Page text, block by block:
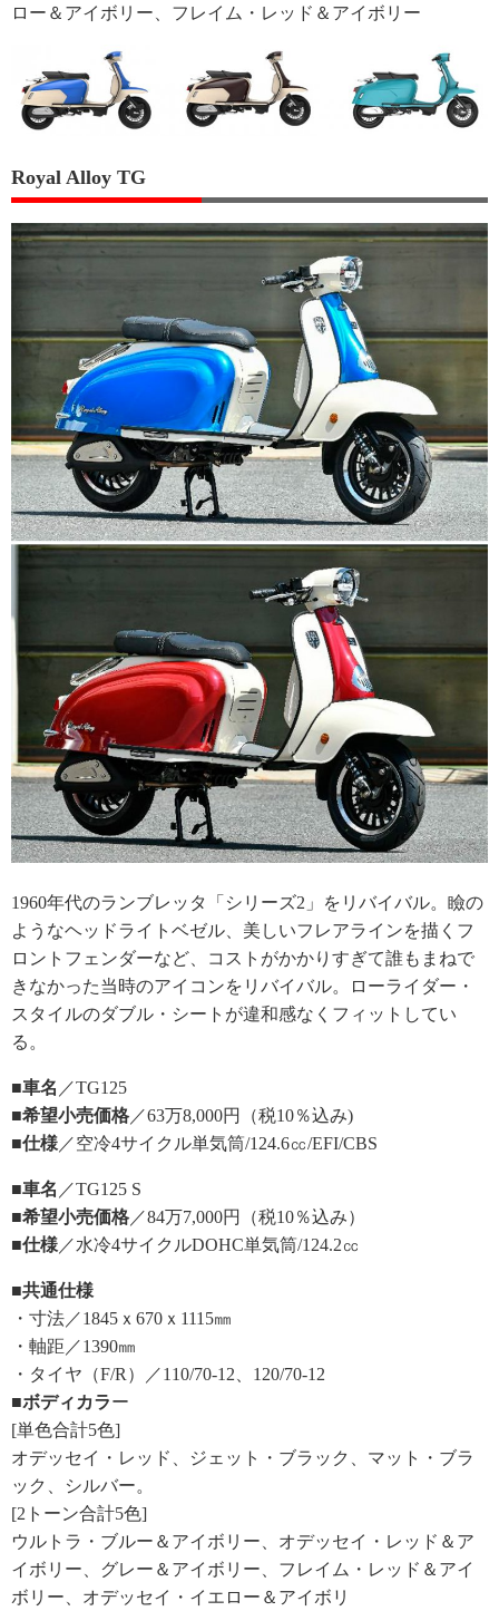
ロー＆アイボリー、フレイム・レッド＆アイボリー
Royal Alloy TG
1960年代のランブレッタ「シリーズ2」をリバイバル。瞼の
ようなヘッドライトベゼル、美しいフレアラインを描くフ
ロントフェンダーなど、コストがかかりすぎて誰もまねで
きなかった当時のアイコンをリバイバル。ローライダー・
スタイルのダブル・シートが違和感なくフィットしてい
る。
■車名 ／TG125
■希望小売価格 ／63万8,000円（税10％込み)
■仕様 ／空冷4サイクル単気筒/124.6㏄/EFI/CBS
■車名 ／TG125 S
■希望小売価格 ／84万7,000円（税10％込み）
■仕様 ／水冷4サイクルDOHC単気筒/124.2㏄
■共通仕様
・寸法／1845ｘ670ｘ1115㎜
・軸距／1390㎜
・タイヤ（F/R）／110/70-12、120/70-12
■ボディカラー
[単色合計5色]
オデッセイ・レッド、ジェット・ブラック、マット・ブラ
ック、シルバー。
[2トーン合計5色]
ウルトラ・ブルー＆アイボリー、オデッセイ・レッド＆ア
イボリー、グレー＆アイボリー、フレイム・レッド＆アイ
ボリー、オデッセイ・イエロー＆アイボリ